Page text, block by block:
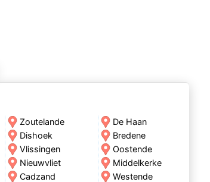
Zoutelande
Dishoek
Vlissingen
Nieuwvliet
Cadzand
De Haan
Bredene
Oostende
Middelkerke
Westende